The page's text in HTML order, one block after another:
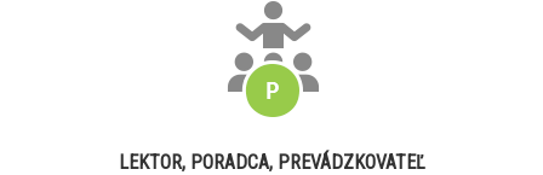
LEKTOR, PORADCA, PREVÁDZKOVATEĽ